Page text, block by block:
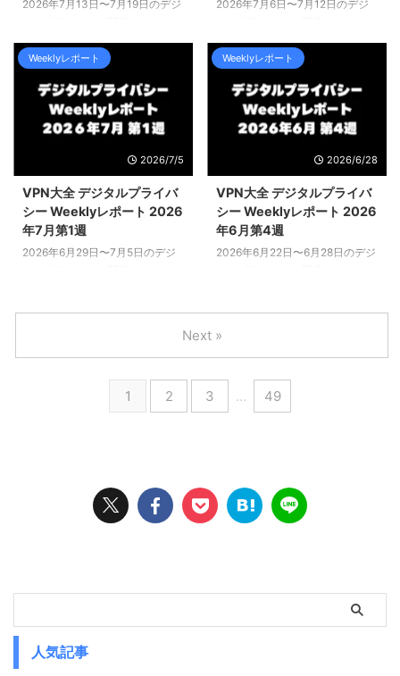
がウクライナの特務機関による勧
は9月の新学期からの施行を目指
可能性は ...
2026年7月13日〜7月19日のデジ
まとめてお届けします。 ヘッド
ライン VPN・インターネット規
ないことを明言 イギリス政府
が、VPNを規制しない方針を正式
に表明しました。 技術担当大臣
議会向け書面声明で「VPNには正
当なプライバシーおよびセキュリ
ティ上の用途がある」として年齢
制限や禁止を行わないと明言し、
オンライン安全担当大臣のカニシ
ュカ・ナラヤン氏もBBCの番組で
2026年7月6日〜7月12日のデジ
まとめてお届けします。 ヘッド
ライン 監視・プライバシー
疑者の逮捕根拠に 米司法省
（DOJ）が、FBIとフィンランド
国家捜査局の協力のもと、世界最
「Scattered Spider」の一員とさ
れる19歳の容疑者を逮捕しまし
た。同組織は1億ドルを超える金
額を恐喝してきたとされていま
す。 注目を集めているのは、立
件の決め手のひとつがMicrosoft
Weeklyレポート
2026/7/5
VPN大全 デジタルプライバ
シー Weeklyレポート 2026
年7月第1週
2026年6月29日〜7月5日のデジ
討 インド政府が、VPN事業者に
対してインド国内へのオフィス設
置と、政府との連絡役となるコン
プライアンス担当者の任命を義務
ています。 インドは2022年に、
VPN事業者に顧客の氏名・メール
Weeklyレポート
2026/6/28
VPN大全 デジタルプライバ
シー Weeklyレポート 2026
年6月第4週
2026年6月22日〜6月28日のデジ
ートTVアプリの多くに「住宅用
プロキシ」SDK セキュリティ企
業Spurが、LGとSamsungのスマ
ートTVアプリ6,038本を調査した
ところ、その34%にあたる2,058
庭の住宅用IPアドレスを「正規の
家庭のIP」とし ...
1 2 3 … 49
Next »
人気記事